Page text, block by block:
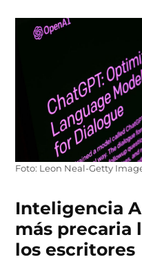
Foto: Leon Neal-Getty
Inteligencia
más precaria
los escritores